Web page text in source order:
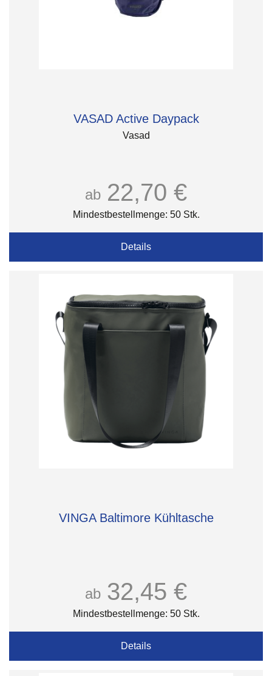
VASAD Active Daypack
Vasad
ab 22,70 €
Mindestbestellmenge: 50 Stk.
Details
VINGA Baltimore Kühltasche
ab 32,45 €
Mindestbestellmenge: 50 Stk.
Details